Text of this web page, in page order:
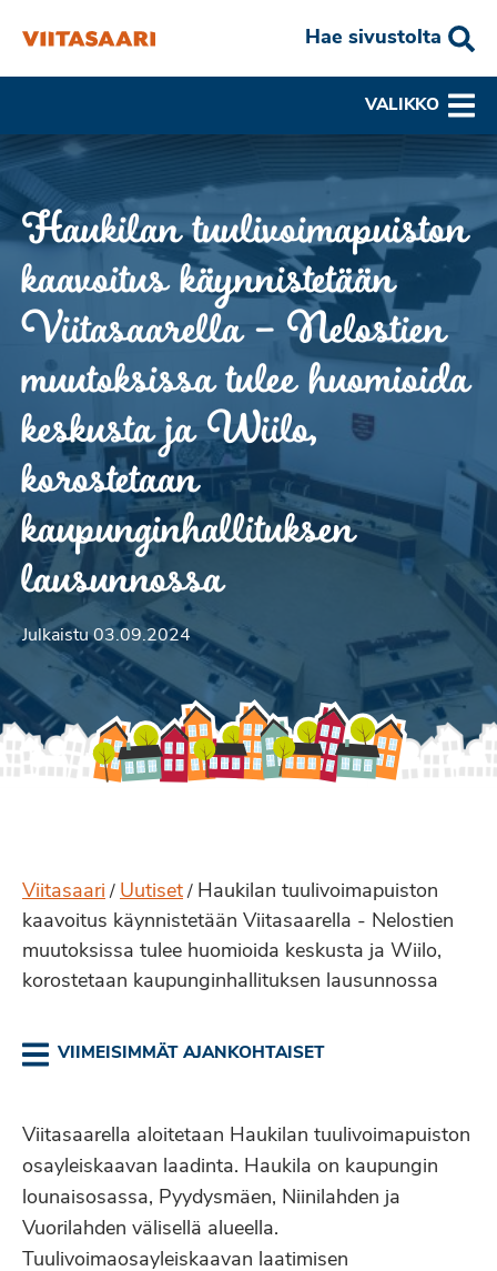
Hae sivustolta
VALIKKO
Haukilan tuulivoimapuiston
kaavoitus käynnistetään
Viitasaarella – Nelostien
muutoksissa tulee huomioida
keskusta ja Wiilo,
korostetaan
kaupunginhallituksen
lausunnossa
Julkaistu 03.09.2024
Viitasaari / Uutiset / Haukilan tuulivoimapuiston
kaavoitus käynnistetään Viitasaarella - Nelostien
muutoksissa tulee huomioida keskusta ja Wiilo,
korostetaan kaupunginhallituksen lausunnossa
VIIMEISIMMÄT AJANKOHTAISET
Viitasaarella aloitetaan Haukilan tuulivoimapuiston
osayleiskaavan laadinta. Haukila on kaupungin
lounaisosassa, Pyydysmäen, Niinilahden ja
Vuorilahden välisellä alueella.
Tuulivoimaosayleiskaavan laatimisen